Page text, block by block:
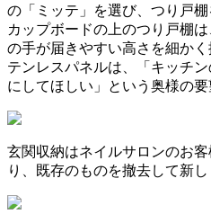
の「ミッテ」を選び、つり戸
カップボードの上のつり戸棚
の手が届きやすい高さを細か
テンレスパネルは、「キッチ
にしてほしい」という奥様の
玄関収納はネイルサロンのお
り、既存のものを撤去して新